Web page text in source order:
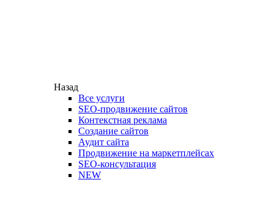
Назад
Все услуги
SEO-продвижение сайтов
Контекстная реклама
Создание сайтов
Аудит сайта
Продвижение на маркетплейсах
SEO-консультация
NEW